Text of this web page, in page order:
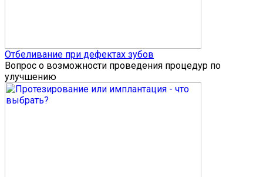
Отбеливание при дефектах зубов
Вопрос о возможности проведения процедур по
улучшению